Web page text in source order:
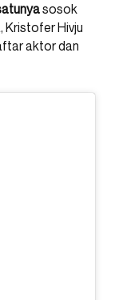
sosok
Kristofer Hivju
aktor dan